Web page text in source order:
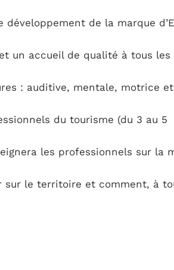
de la marque
un accueil de qualité à tous les
: auditive, mentale, motrice et
du tourisme (du 3 au 5
les professionnels sur la
sur le territoire et comment, à